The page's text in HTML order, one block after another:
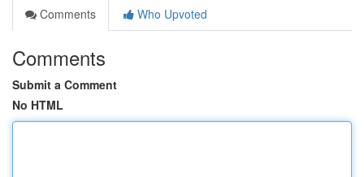
Comments
Who Upvoted
Comments
Submit a Comment
No HTML